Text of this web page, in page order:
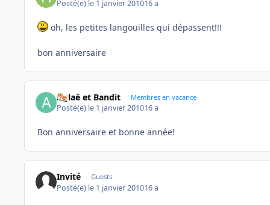
Posté(e) le 1 janvier 201016 a
oh, les petites langouilles qui dépassent!!!
bon anniversaire
Aglaë et Bandit Membres en vacance
Posté(e) le 1 janvier 201016 a
Bon anniversaire et bonne année!
Invité Guests
Posté(e) le 1 janvier 201016 a